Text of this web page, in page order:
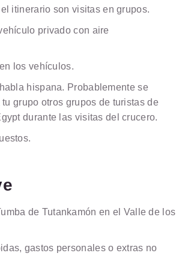
itinerario son visitas en grupos.
privado con aire
los vehículos.
hispana. Probablemente se
grupo otros grupos de turistas de
durante las visitas del crucero.
de Tutankamón en el Valle de los
gastos personales o extras no